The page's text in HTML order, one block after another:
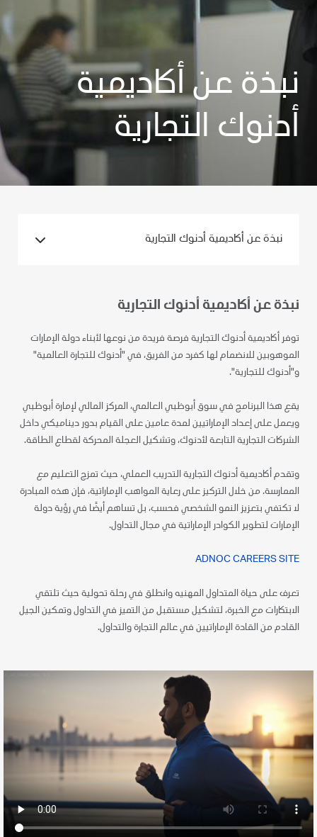
نبذة عن أكاديمية
أدنوك التجارية
نبذة عن أكاديمية أدنوك التجارية
توفر أكاديمية أدنوك التجارية فرصة فريدة من نوعها لأبناء دولة الإمارات
الموهوبين للانضمام لها كفرد من الفريق، في "أدنوك للتجارة العالمية"
و"أدنوك للتجارية".
يقع هذا البرنامج في سوق أبوظبي العالمي، المركز المالي لإمارة أبوظبي
ويعمل على إعداد الإماراتيين لمدة عامين على القيام بدور ديناميكي داخل
الشركات التجارية التابعة لأدنوك، وتشكيل العجلة المحركة لقطاع الطاقة.
وتقدم أكاديمية أدنوك التجارية التدريب العملي، حيث تمزج التعليم مع
الممارسة. من خلال التركيز على رعاية المواهب الإماراتية، فإن هذه المبادرة
لا تكتفي بتعزيز النمو الشخصي فحسب، بل تساهم أيضًا في رؤية دولة
الإمارات لتطوير الكوادر الإماراتية في مجال التداول.
ADNOC CAREERS SITE
تعرف على حياة المتداول المهنيه وانطلق في رحلة تحولية حيث تلتقي
الابتكارات مع الخبرة، لتشكيل مستقبل من التميز في التداول وتمكين الجيل
القادم من القادة الإماراتيين في عالم التجارة والتداول.
نبذة عن أكاديمية أدنوك التجارية